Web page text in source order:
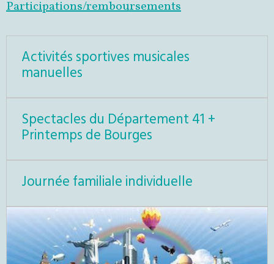
Participations/remboursements
Activités sportives musicales
manuelles
Spectacles du Département 41 +
Printemps de Bourges
Journée familiale individuelle